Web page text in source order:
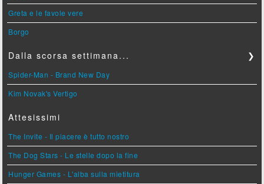
Greta e le favole vere
Borgo
Dalla scorsa settimana... ❯
Spider-Man - Brand New Day
Kim Novak's Vertigo
Attesissimi
The Invite - Il piacere è tutto nostro
The Dog Stars - Le stelle dopo la fine
Hunger Games - L'alba sulla mietitura